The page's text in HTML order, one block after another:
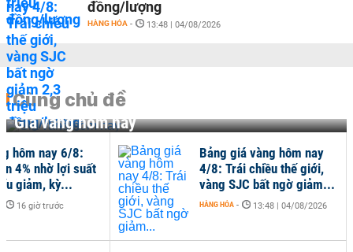
đồng/lượng
HÀNG HÓA - 13:48 | 04/08/2026
Cùng chủ đề
Giá vàng hôm nay
hôm nay 6/8:
4% nhờ lợi suất
giảm, kỳ...
16 giờ trước
Bảng giá vàng hôm nay
4/8: Trái chiều thế giới,
vàng SJC bất ngờ giảm...
HÀNG HÓA - 13:48 | 04/08/2026